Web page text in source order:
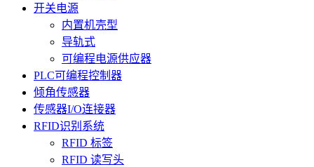
开关电源
内置机壳型
导轨式
可编程电源供应器
PLC可编程控制器
倾角传感器
传感器I/O连接器
RFID识别系统
RFID 标签
RFID 读写头